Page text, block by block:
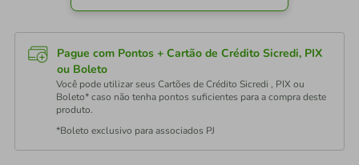
Pague com Pontos + Cartão de Crédito Sicredi, PIX
ou Boleto
Você pode utilizar seus Cartões de Crédito Sicredi , PIX ou
Boleto* caso não tenha pontos suficientes para a compra deste
produto.
*Boleto exclusivo para associados PJ